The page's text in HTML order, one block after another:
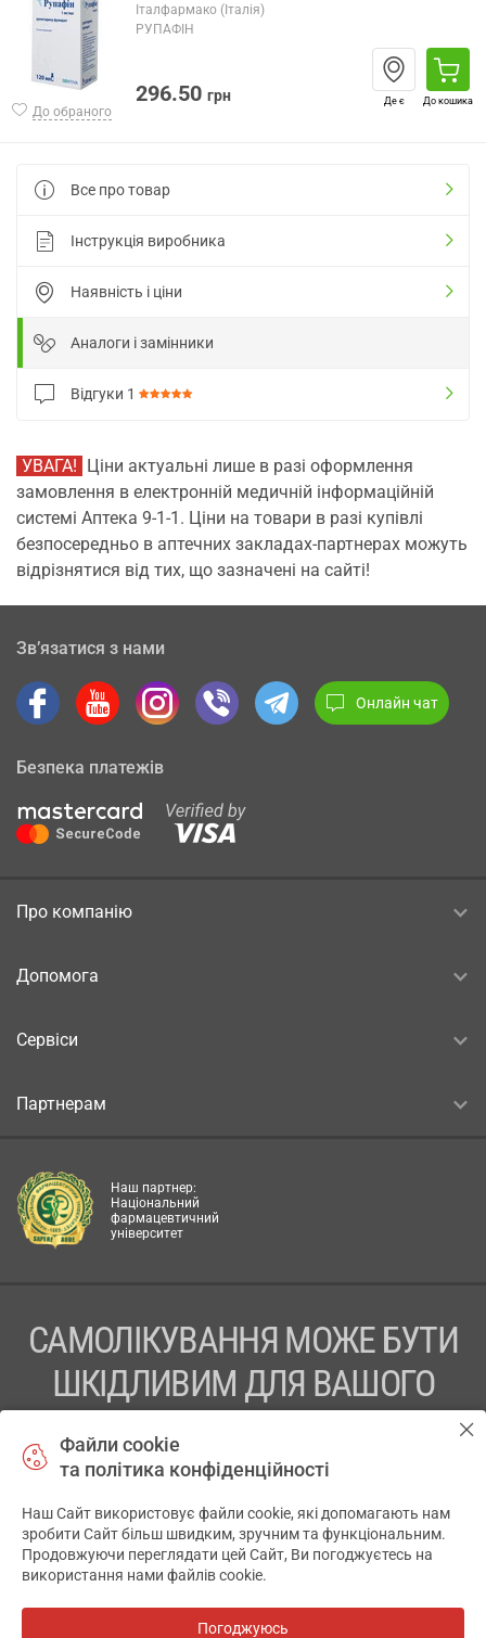
До обраного
Італфармако (Італія)
РУПАФІН
296.50 грн Де є До кошика
Все про товар
Інструкція виробника
Наявність і ціни
Аналоги і замінники
Відгуки 1
УВАГА! Ціни актуальні лише в разі оформлення
замовлення в електронній медичній інформаційній
системі Аптека 9-1-1. Ціни на товари в разі купівлі
безпосередньо в аптечних закладах-партнерах можуть
відрізнятися від тих, що зазначені на сайті!
Зв’язатися з нами
Онлайн чат
Безпека платежів
Про компанію
Допомога
Сервіси
Партнерам
Наш партнер:
Національний
фармацевтичний
університет
САМОЛІКУВАННЯ МОЖЕ БУТИ
ШКІДЛИВИМ ДЛЯ ВАШОГО
ПЕРЕД ЗАСТОСУВАННЯМ ПРЕПАРАТУ ПРОКОНСУЛЬТУЙТЕСЬ
ТОВ «АПТЕКА 911.ЮА» Код ЄДРПОУ 43631965.
Відмова від відповідальності
© 2014-2026. Медична інформаційна система АПТЕКА911.ЮА
Файли cookie
та політика конфіденційності
Наш Сайт використовує файли cookie, які допомагають нам
зробити Сайт більш швидким, зручним та функціональним.
Продовжуючи переглядати цей Сайт, Ви погоджуєтесь на
використання нами файлів cookie.
Погоджуюсь
✕